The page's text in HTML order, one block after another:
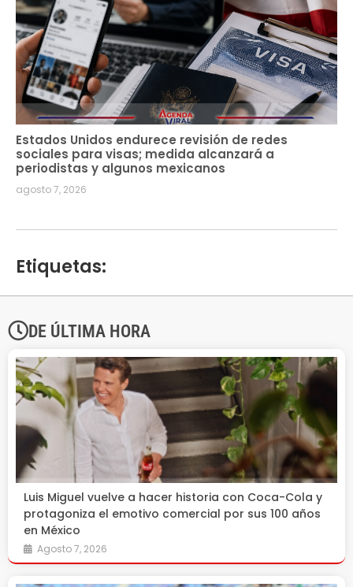
Estados Unidos endurece revisión de redes
sociales para visas; medida alcanzará a
periodistas y algunos mexicanos
agosto 7, 2026
Etiquetas:
DE ÚLTIMA HORA
Luis Miguel vuelve a hacer historia con Coca-Cola y
protagoniza el emotivo comercial por sus 100 años
en México
Agosto 7, 2026